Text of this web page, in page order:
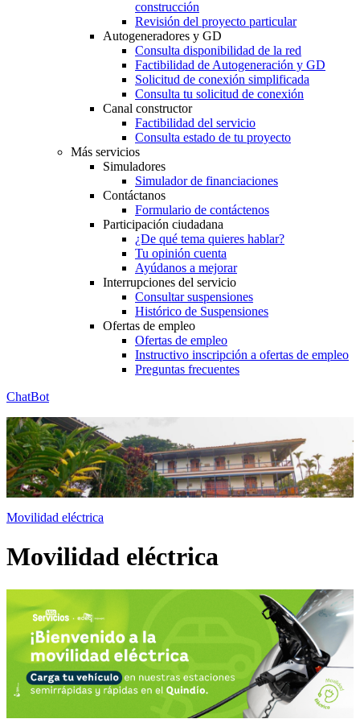
construcción
Revisión del proyecto particular
Autogeneradores y GD
Consulta disponibilidad de la red
Factibilidad de Autogeneración y GD
Solicitud de conexión simplificada
Consulta tu solicitud de conexión
Canal constructor
Factibilidad del servicio
Consulta estado de tu proyecto
Más servicios
Simuladores
Simulador de financiaciones
Contáctanos
Formulario de contáctenos
Participación ciudadana
¿De qué tema quieres hablar?
Tu opinión cuenta
Ayúdanos a mejorar
Interrupciones del servicio
Consultar suspensiones
Histórico de Suspensiones
Ofertas de empleo
Ofertas de empleo
Instructivo inscripción a ofertas de empleo
Preguntas frecuentes
ChatBot
Movilidad eléctrica
Movilidad eléctrica